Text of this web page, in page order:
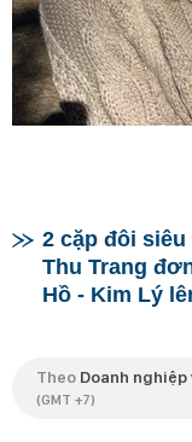
2 cặp đôi
Thu Trang
Hồ - Kim Lý
Theo Doanh
(GMT +7)